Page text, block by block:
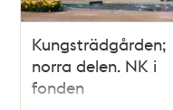
Kungsträdgården;
norra delen. NK i
fonden